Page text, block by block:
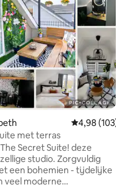
4,98
met terras
Secret Suite! deze
studio. Zorgvuldig
een bohemien - tijdelijke
veel moderne